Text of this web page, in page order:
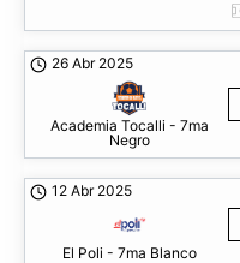
26 Abr 2025
Academia Tocalli - 7ma
Negro
12 Abr 2025
El Poli - 7ma Blanco